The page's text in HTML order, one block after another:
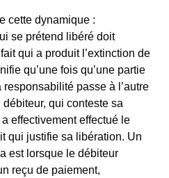
cette dynamique :
se prétend libéré doit
qui a produit l’extinction de
qu’une fois qu’une partie
passe à l’autre
qui conteste sa
effectivement effectué le
qui justifie sa libération. Un
est lorsque le débiteur
reçu de paiement,